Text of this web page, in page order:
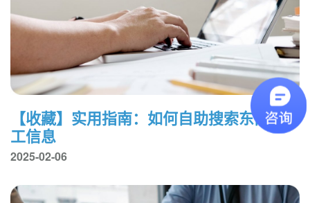
【收藏】实用指南：如何自助搜索东南亚用
工信息
2025-02-06